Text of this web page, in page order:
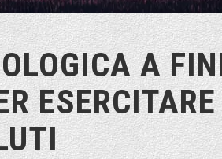
A
ESERCITARE